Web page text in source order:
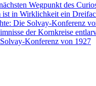
Wegpunkt des
ist in Wirklichkeit ein
Die Solvay-Konferenz
der Kornkreise
Konferenz von 1927